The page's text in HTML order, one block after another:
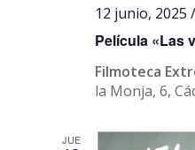
Película «Las
12 junio, 2025
Filmoteca
la Monja, 6,
JUE